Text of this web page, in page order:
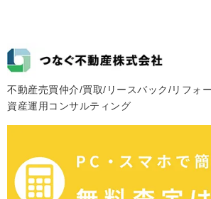
不動産売買仲介/買取/リースバック/リフォ
資産運用コンサルティング